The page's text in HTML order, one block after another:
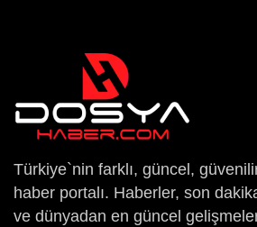
Türkiye`nin farklı, güncel,
haber portalı. Haberler, son
ve dünyadan en güncel